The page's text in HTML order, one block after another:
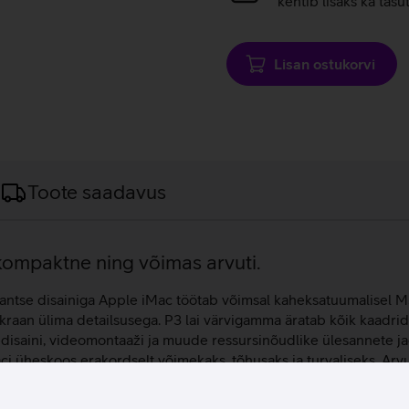
Lisan ostukorvi
Toote saadavus
ning võimas arvuti.
disainiga Apple iMac töötab võimsal kaheksatuumalisel
ülima detailsusega. P3 lai värvigamma äratab kõik
videomontaaži ja muude ressursinõudlike ülesannete
üheskoos erakordselt võimekaks, tõhusaks ja turvaliseks.
ning 256 GB mahuga SSD ketas pakuvad rikkalikku
sügavat bassi, mis viib filmide, muusika ja muu sisu